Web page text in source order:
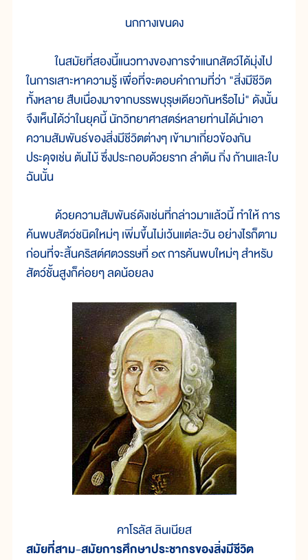
นกกางเขนดง
ในสมัยที่สองนี้แนวทางของการจำแนกสัตว์ได้มุ่งไป
ในการเสาะหาความรู้ เพื่อที่จะตอบคำถามที่ว่า "สิ่งมีชีวิต
ทั้งหลาย สืบเนื่องมาจากบรรพบุรุษเดียวกันหรือไม่" ดังนั้น
จึงเห็นได้ว่าในยุคนี้ นักวิทยาศาสตร์หลายท่านได้นำเอา
ความสัมพันธ์ของสิ่งมีชีวิตต่างๆ เข้ามาเกี่ยวข้องกัน
ประดุจเช่น ต้นไม้ ซึ่งประกอบด้วยราก ลำต้น กิ่ง ก้านและใบ
ฉันนั้น
ด้วยความสัมพันธ์ดังเช่นที่กล่าวมาแล้วนี้ ทำให้ การ
ค้นพบสัตว์ชนิดใหม่ๆ เพิ่มขึ้นไม่เว้นแต่ละวัน อย่างไรก็ตาม
ก่อนที่จะสิ้นคริสต์ศตวรรษที่ ๑๙ การค้นพบใหม่ๆ สำหรับ
สัตว์ชั้นสูงก็ค่อยๆ ลดน้อยลง
คาโรลัส ลินเนียส
สมัยที่สาม-สมัยการศึกษาประชากรของสิ่งมีชีวิต